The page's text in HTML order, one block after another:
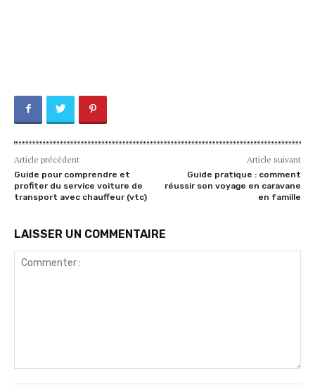
Article précédent
Guide pour comprendre et
profiter du service voiture de
transport avec chauffeur (vtc)
Article suivant
Guide pratique : comment
réussir son voyage en caravane
en famille
LAISSER UN COMMENTAIRE